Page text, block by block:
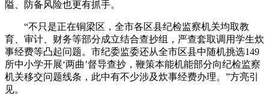
隘、防备风险也更有抓手。
“不只是正在铜梁区，全市各区县纪检监察机关均取教
育、审计、财务等部分成立结合查抄组，严查套取调用学生炊
事经费等凸起问题。市纪委监委还从全市区县中随机挑选149
所中小学开展‘两曲’督导查抄，鞭策本能机能部分向纪检监察
机关移交问题线条，此中有不少涉及炊事经费办理。”方亮引
见。